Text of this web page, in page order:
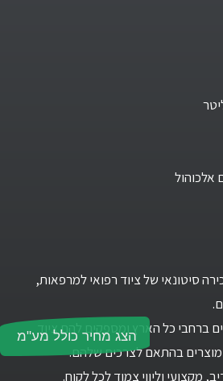
הצג מחיר כולל מע"מ
אלכוהול
סיטונאי של ציוד רפואי למרפאות,
ברחבי כל הארץ ומספקים להם ציוד
מוצרים בהתאם לצרכים שלהם.
מקצועי וליווי צמוד לכל לקוח.